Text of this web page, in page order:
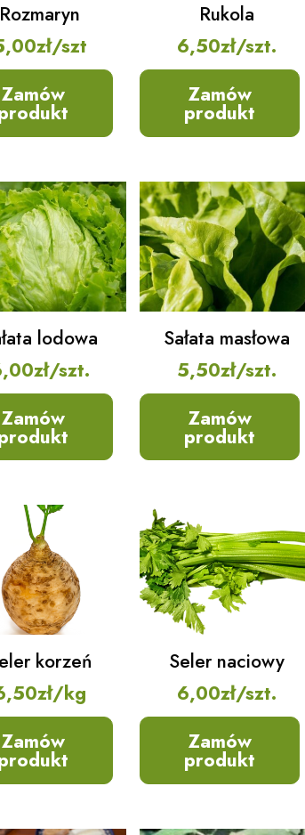
Rozmaryn
zł/szt
Zamów
Rukola
6,50zł/szt.
Zamów
produkt
lodowa
zł/szt.
Zamów
Sałata masłowa
5,50zł/szt.
Zamów
produkt
korzeń
zł/kg
Zamów
Seler naciowy
6,00zł/szt.
Zamów
produkt